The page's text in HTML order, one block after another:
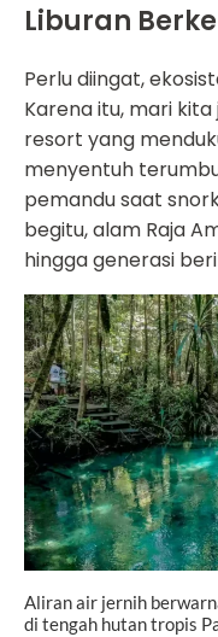
Liburan
Perlu diingat,
Karena itu, mari
resort yang
menyentuh
pemandu saat
begitu, alam Raja
hingga generasi
Aliran air jernih
di tengah hutan tropis